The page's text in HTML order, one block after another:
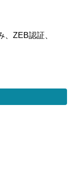
ZEB認証、